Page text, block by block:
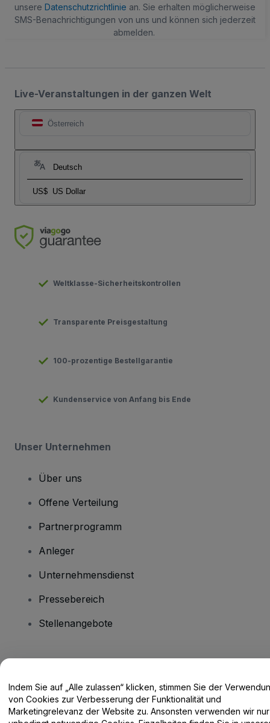
unsere Datenschutzrichtlinie an. Sie erhalten möglicherweise
SMS-Benachrichtigungen von uns und können sich jederzeit
abmelden.
Live-Veranstaltungen in der ganzen Welt
Österreich
Deutsch
US$ US Dollar
Weltklasse-Sicherheitskontrollen
Transparente Preisgestaltung
100-prozentige Bestellgarantie
Kundenservice von Anfang bis Ende
Unser Unternehmen
Über uns
Offene Verteilung
Partnerprogramm
Anleger
Unternehmensdienst
Pressebereich
Stellenangebote
Hilfe-Center / Kontakt
Indem Sie auf „Alle zulassen“ klicken, stimmen Sie der
von Cookies zur Verbesserung der Funktionalität und
Marketingrelevanz der Website zu. Ansonsten verwenden wir nur